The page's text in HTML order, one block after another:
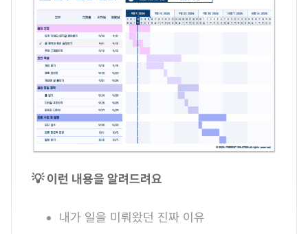
💡 이런 내용을 알려드려요
내가 일을 미뤄왔던 진짜 이유